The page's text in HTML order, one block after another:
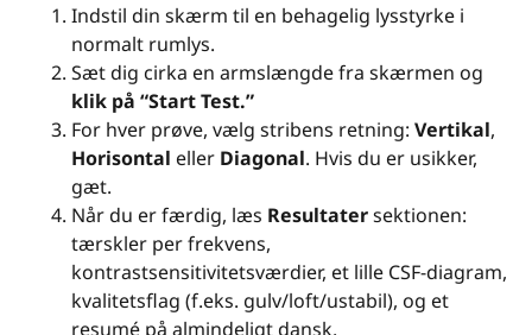
Indstil din skærm til en behagelig lysstyrke i
normalt rumlys.
Sæt dig cirka en armslængde fra skærmen og
klik på “Start Test.”
For hver prøve, vælg stribens retning: Vertikal,
Horisontal eller Diagonal. Hvis du er usikker,
gæt.
Når du er færdig, læs Resultatersektionen:
tærskler per frekvens,
kontrastsensitivitetsværdier, et lille CSF-diagram,
kvalitetsflag (f.eks. gulv/loft/ustabil), og et
resumé på almindeligt dansk.